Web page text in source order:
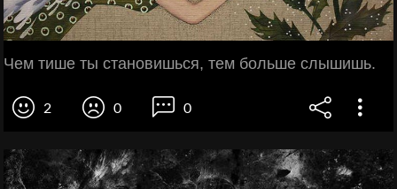
Чем тише ты становишься, тем больше слышишь.
2 0 0